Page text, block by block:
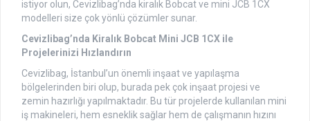
istiyor olun, Cevizlibag’nda kiralık Bobcat ve mini JCB 1CX
modelleri size çok yönlü çözümler sunar.
Cevizlibag’nda Kiralık Bobcat Mini JCB 1CX ile
Projelerinizi Hızlandırın
Cevizlibag, İstanbul’un önemli inşaat ve yapılaşma
bölgelerinden biri olup, burada pek çok inşaat projesi ve
zemin hazırlığı yapılmaktadır. Bu tür projelerde kullanılan mini
iş makineleri, hem esneklik sağlar hem de çalışmanın hızını